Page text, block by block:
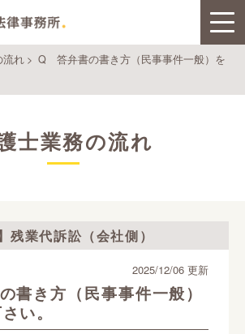
流れ> Q 答弁書の書き方（民事事件一般）を
士業務の流れ
残業代訴訟（会社側）
き方（民事事件一般）
い。
2025/12/06 更新